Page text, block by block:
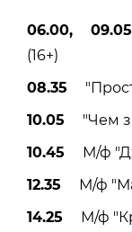
06.00,
(16+)
08.35
10.05 "Чем
10.45 М/ф
12.35 М/ф
14.25 М/ф